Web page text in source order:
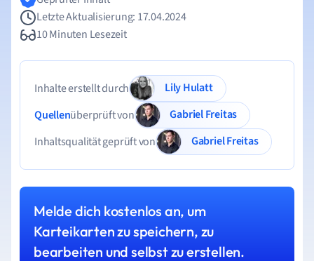
Letzte Aktualisierung: 17.04.2024
10 Minuten Lesezeit
Inhalte erstellt durch
Lily Hulatt
Quellenüberprüft von
Gabriel Freitas
Inhaltsqualität geprüft von
Gabriel Freitas
Melde dich kostenlos an, um
Karteikarten zu speichern, zu
bearbeiten und selbst zu erstellen.